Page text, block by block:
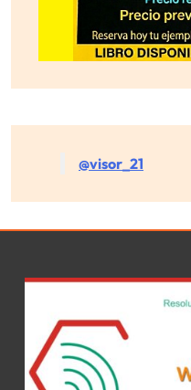
@visor_21